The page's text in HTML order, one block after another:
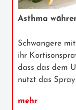
Asthma
Schwangere
ihr
dass das dem
nutzt das
mehr